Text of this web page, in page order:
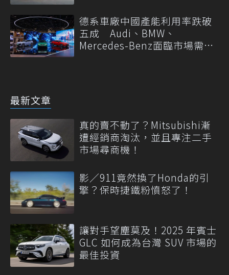
德系車廠中國產能利用率跌破
五成 Audi、BMW、
Mercedes-Benz面臨市場需求
最新文章
真的賣不動了？Mitsubishi漸
遭經銷商淘汰，並且專注二手
市場尋商機！
影／911竟然換了Honda的引
擎？保時捷鐵粉憤怒了！
讓對手望塵莫及！2025 年賓士
GLC 如何成為台灣 SUV 市場的
最佳投資